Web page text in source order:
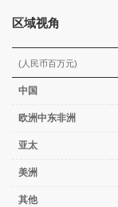
区域视角
(人民币百万元)
中国
欧洲中东非洲
亚太
美洲
其他